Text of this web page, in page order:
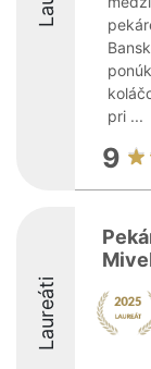
pri ...
9
Laureáti